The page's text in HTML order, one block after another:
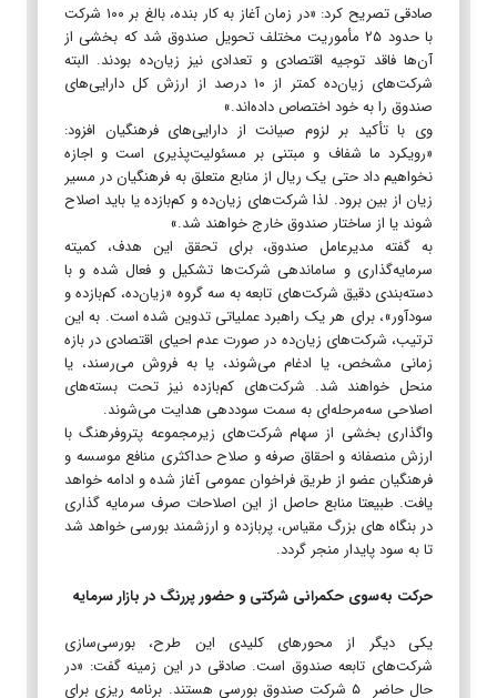
صادقی تصریح کرد: «در زمان آغاز به کار بنده، بالغ بر ۱۰۰ شرکت
با حدود ۲۵ مأموریت مختلف تحویل صندوق شد که بخشی از
آن‌ها فاقد توجیه اقتصادی و تعدادی نیز زیان‌ده بودند. البته
شرکت‌های زیان‌ده کمتر از ۱۰ درصد از ارزش کل دارایی‌های
صندوق را به خود اختصاص داده‌اند.»
وی با تأکید بر لزوم صیانت از دارایی‌های فرهنگیان افزود:
«رویکرد ما شفاف و مبتنی بر مسئولیت‌پذیری است و اجازه
نخواهیم داد حتی یک ریال از منابع متعلق به فرهنگیان در مسیر
زیان از بین برود. لذا شرکت‌های زیان‌ده و کم‌بازده یا باید اصلاح
شوند یا از ساختار صندوق خارج خواهند شد.»
به گفته مدیرعامل صندوق، برای تحقق این هدف، کمیته
سرمایه‌گذاری و ساماندهی شرکت‌ها تشکیل و فعال شده و با
دسته‌بندی دقیق شرکت‌های تابعه به سه گروه «زیان‌ده، کم‌بازده و
سودآور»، برای هر یک راهبرد عملیاتی تدوین شده است. به این
ترتیب، شرکت‌های زیان‌ده در صورت عدم احیای اقتصادی در بازه
زمانی مشخص، یا ادغام می‌شوند، یا به فروش می‌رسند، یا
منحل خواهند شد. شرکت‌های کم‌بازده نیز تحت بسته‌های
اصلاحی سه‌مرحله‌ای به سمت سوددهی هدایت می‌شوند.
واگذاری بخشی از سهام شرکت‌های زیرمجموعه پتروفرهنگ با
ارزش منصفانه و احقاق صرفه و صلاح حداکثری منافع موسسه و
فرهنگیان عضو از طریق فراخوان عمومی آغاز شده و ادامه خواهد
یافت. طبیعتا منابع حاصل از این اصلاحات صرف سرمایه گذاری
در بنگاه های بزرگ مقیاس، پربازده و ارزشمند بورسی خواهد شد
تا به سود پایدار منجر گردد.
حرکت به‌سوی حکمرانی شرکتی و حضور پررنگ در بازار سرمایه
یکی دیگر از محورهای کلیدی این طرح، بورسی‌سازی
شرکت‌های تابعه صندوق است. صادقی در این زمینه گفت: «در
حال حاضر ۵ شرکت صندوق بورسی هستند. برنامه ریزی برای